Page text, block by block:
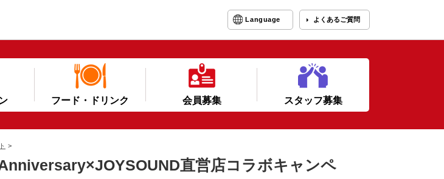
Language よくあるご質問
フード・ドリンク 会員募集 スタッフ募集
>
直営店コラボキャンペ